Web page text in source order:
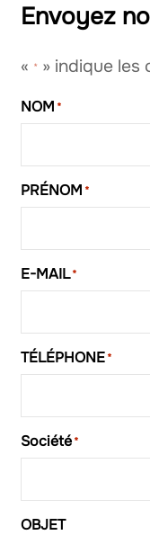
Envoyez
« *» indique les
NOM *
PRÉNOM *
E-MAIL*
TÉLÉPHONE*
Société*
OBJET